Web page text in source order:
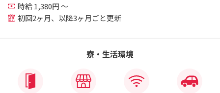
時給 1,380円 ～
初回2ヶ月、以降3ヶ月ごと更新
寮・生活環境